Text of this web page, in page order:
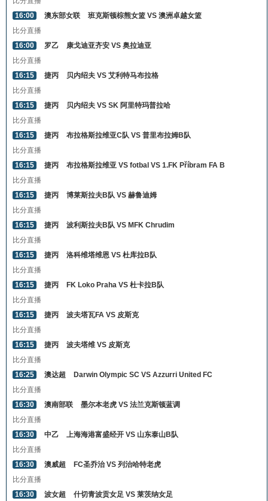
16:00
澳东部女联
班克斯顿棕熊女篮 VS 澳洲卓越女篮
比分直播
16:00
罗乙
康戈迪亚齐安 VS 奥拉迪亚
比分直播
16:15
捷丙
贝内绍夫 VS 艾利特马布拉格
比分直播
16:15
捷丙
贝内绍夫 VS SK 阿里特玛普拉哈
比分直播
16:15
捷丙
布拉格斯拉维亚C队 VS 普里布拉姆B队
比分直播
16:15
捷丙
布拉格斯拉维亚 VS fotbal VS 1.FK Příbram FA B
比分直播
16:15
捷丙
博莱斯拉夫B队 VS 赫鲁迪姆
比分直播
16:15
捷丙
波利斯拉夫B队 VS MFK Chrudim
比分直播
16:15
捷丙
洛科维塔维恩 VS 杜库拉B队
比分直播
16:15
捷丙
FK Loko Praha VS 杜卡拉B队
比分直播
16:15
捷丙
波夫塔瓦FA VS 皮斯克
比分直播
16:15
捷丙
波夫塔维 VS 皮斯克
比分直播
16:25
澳达超
Darwin Olympic SC VS Azzurri United FC
比分直播
16:30
澳南部联
墨尔本老虎 VS 法兰克斯顿蓝调
比分直播
16:30
中乙
上海海港富盛经开 VS 山东泰山B队
比分直播
16:30
澳威超
FC圣乔治 VS 列治哈特老虎
比分直播
16:30
波女超
什切青波贡女足 VS 莱茨纳女足